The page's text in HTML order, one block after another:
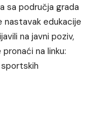
sa područja grada
nastavak edukacije
na javni poziv,
na linku: